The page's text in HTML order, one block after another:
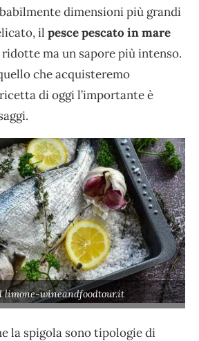
dimensioni più grandi
il pesce pescato in mare
ma un sapore più intenso.
che acquisteremo
di oggi l’importante è
limone-wineandfoodtour.it
la spigola sono tipologie di